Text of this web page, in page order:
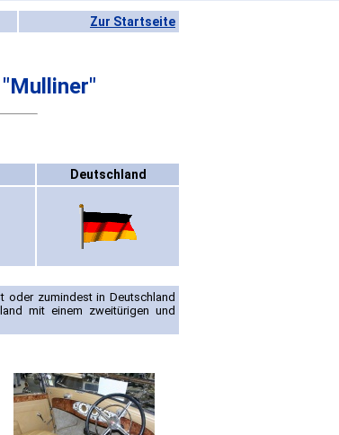
Zur Startseite
Deutschland
oder zumindest in Deutschland
mit einem zweitürigen und